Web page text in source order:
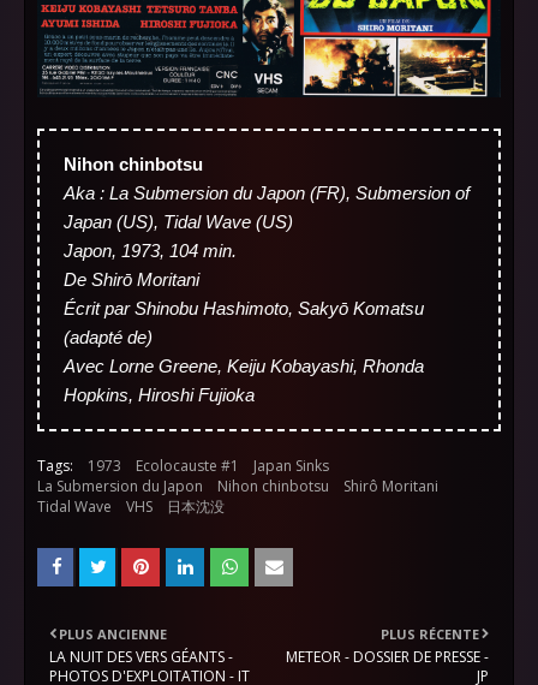
Nihon chinbotsu
Aka : La Submersion du Japon (FR), Submersion of
Japan (US), Tidal Wave (US)
Japon, 1973, 104 min.
De Shirō Moritani
Écrit par Shinobu Hashimoto, Sakyō Komatsu
(adapté de)
Avec Lorne Greene, Keiju Kobayashi, Rhonda
Hopkins, Hiroshi Fujioka
Tags: 1973 Ecolocauste #1
Japan Sinks
La Submersion du Japon
Nihon chinbotsu
Shirô Moritani
Tidal Wave
VHS 日本沈没
PLUS RÉCENTE
METEOR - DOSSIER DE PRESSE -
JP
PLUS ANCIENNE
LA NUIT DES VERS GÉANTS -
PHOTOS D'EXPLOITATION - IT